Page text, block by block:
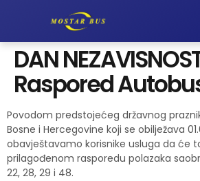
DAN
Raspored
Povodom predstojećeg državnog
Bosne i Hercegovine koji se obilježava
obavještavamo korisnike usluga da će
prilagođenom rasporedu polazaka
22, 28, 29 i 48.